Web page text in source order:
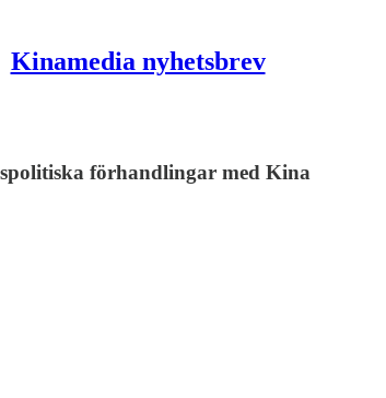
Kinamedia nyhetsbrev
förhandlingar med Kina